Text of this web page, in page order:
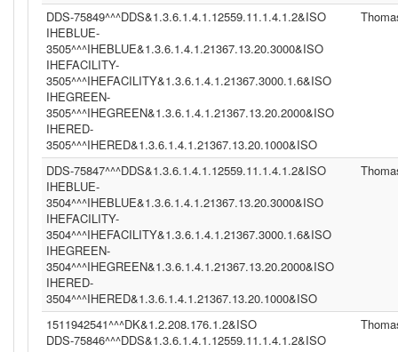
DDS-75849^^^DDS&1.3.6.1.4.1.12559.11.1.4.1.2&ISO
IHEBLUE-
3505^^^IHEBLUE&1.3.6.1.4.1.21367.13.20.3000&ISO
IHEFACILITY-
3505^^^IHEFACILITY&1.3.6.1.4.1.21367.3000.1.6&ISO
IHEGREEN-
3505^^^IHEGREEN&1.3.6.1.4.1.21367.13.20.2000&ISO
IHERED-
3505^^^IHERED&1.3.6.1.4.1.21367.13.20.1000&ISO
DDS-75847^^^DDS&1.3.6.1.4.1.12559.11.1.4.1.2&ISO
IHEBLUE-
3504^^^IHEBLUE&1.3.6.1.4.1.21367.13.20.3000&ISO
IHEFACILITY-
3504^^^IHEFACILITY&1.3.6.1.4.1.21367.3000.1.6&ISO
IHEGREEN-
3504^^^IHEGREEN&1.3.6.1.4.1.21367.13.20.2000&ISO
IHERED-
3504^^^IHERED&1.3.6.1.4.1.21367.13.20.1000&ISO
1511942541^^^DK&1.2.208.176.1.2&ISO
DDS-75846^^^DDS&1.3.6.1.4.1.12559.11.1.4.1.2&ISO